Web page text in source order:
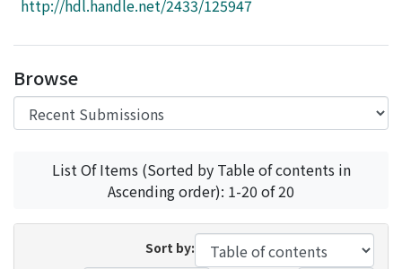
Access Statistics
http://hdl.handle.net/2433/125947
Browse
List Of Items (Sorted by Table of contents in
Ascending order): 1-20 of 20
Sort by: